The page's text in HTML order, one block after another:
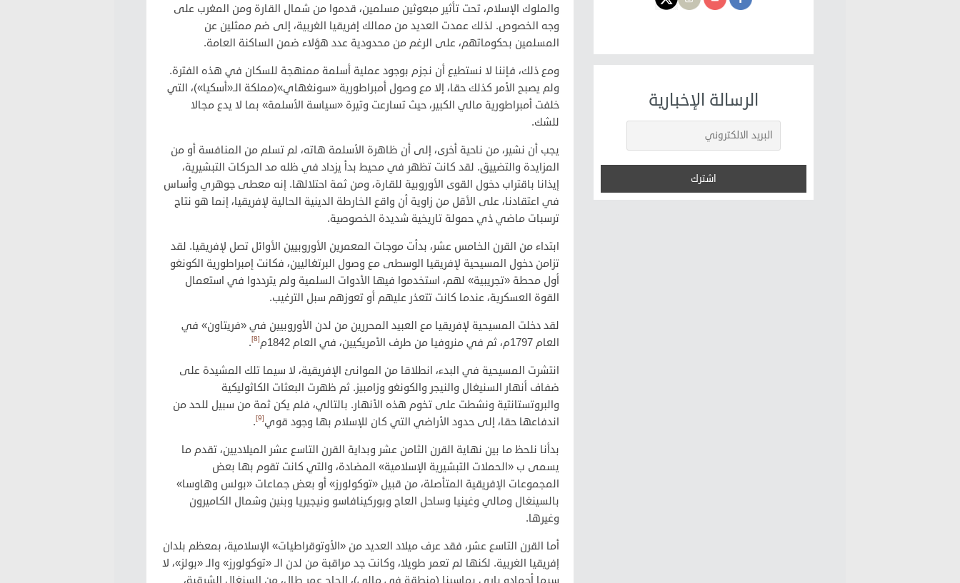
والملوك الإسلام، تحت تأثير مبعوثين مسلمين، قدموا من شمال القارة ومن المغرب على
وجه الخصوص. لذلك عمدت العديد من ممالك إفريقيا الغربية، إلى ضم ممثلين عن
المسلمين بحكوماتهم، على الرغم من محدودية عدد هؤلاء ضمن الساكنة العامة.
ومع ذلك، فإننا لا نستطيع أن نجزم بوجود عملية أسلمة ممنهجة للسكان في هذه الفترة.
ولم يصبح الأمر كذلك حقا، إلا مع وصول أمبراطورية «سونغهاي»(مملكة الـ«أسكيا»)، التي
خلفت أمبراطورية مالي الكبير، حيث تسارعت وتيرة «سياسة الأسلمة» بما لا يدع مجالا
للشك.
يجب أن نشير، من ناحية أخرى، إلى أن ظاهرة الأسلمة هاته، لم تسلم من المنافسة أو من
المزايدة والتضييق. لقد كانت تظهر في محيط بدأ يزداد في ظله مد الحركات التبشيرية،
إيذانا باقتراب دخول القوى الأوروبية للقارة، ومن ثمة احتلالها. إنه معطى جوهري وأساس
في اعتقادنا، على الأقل من زاوية أن واقع الخارطة الدينية الحالية لإفريقيا، إنما هو نتاج
ترسبات ماضي ذي حمولة تاريخية شديدة الخصوصية.
ابتداء من القرن الخامس عشر، بدأت موجات المعمرين الأوروبيين الأوائل تصل لإفريقيا. لقد
تزامن دخول المسيحية لإفريقيا الوسطى مع وصول البرتغاليين، فكانت إمبراطورية الكونغو
أول محطة «تجريبية» لهم، استخدموا فيها الأدوات السلمية ولم يترددوا في استعمال
القوة العسكرية، عندما كانت تتعذر عليهم أو تعوزهم سبل الترغيب.
لقد دخلت المسيحية لإفريقيا مع العبيد المحررين من لدن الأوروبيين في «فريتاون» في
العام 1797م، ثم في منروفيا من طرف الأمريكيين، في العام 1842م
[8]
.
انتشرت المسيحية في البدء، انطلاقا من الموانئ الإفريقية، لا سيما تلك المشيدة على
ضفاف أنهار السنيغال والنيجر والكونغو وزامبيز. ثم ظهرت البعثات الكاثوليكية
والبروتستانتية ونشطت على تخوم هذه الأنهار. بالتالي، فلم يكن ثمة من سبيل للحد من
اندفاعها حقا، إلى حدود الأراضي التي كان للإسلام بها وجود قوي[9]
.
بدأنا نلحظ ما بين نهاية القرن الثامن عشر وبداية القرن التاسع عشر الميلاديين، تقدم ما
يسمى ب «الحملات التبشيرية الإسلامية» المضادة، والتي كانت تقوم بها بعض
المجموعات الإفريقية المتأصلة، من قبيل «توكولورز» أو بعض جماعات «بولس وهاوسا»
بالسينغال ومالي وغينيا وساحل العاج وبوركينافاسو ونيجيريا وبنين وشمال الكاميرون
وغيرها.
أما القرن التاسع عشر، فقد عرف ميلاد العديد من «الأوتوقراطيات» الإسلامية، بمعظم بلدان
إفريقيا الغربية. لكنها لم تعمر طويلا، وكانت جد مراقبة من لدن الـ «توكولورز» والـ «بولز»، لا
الرسالة الإخبارية